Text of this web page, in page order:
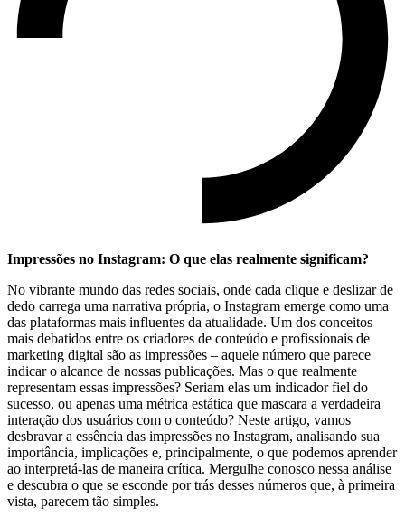
Impressões no Instagram: O que elas realmente significam?
No vibrante mundo das redes sociais,​ onde cada clique ​e deslizar de
dedo carrega uma ⁢narrativa própria, o Instagram emerge como uma
das plataformas mais influentes da atualidade. Um dos conceitos
mais debatidos entre os criadores de conteúdo e profissionais de
marketing digital são as impressões – aquele número que parece
‌indicar o alcance de nossas publicações. Mas o que realmente
representam essas impressões? Seriam elas um indicador fiel do
sucesso, ou apenas uma métrica estática ⁣que mascara a verdadeira
interação ​dos usuários com o conteúdo? Neste artigo, vamos
desbravar a essência das impressões no Instagram, analisando sua
importância, implicações​ e, principalmente,‍ o que podemos aprender
ao interpretá-las de maneira crítica. Mergulhe ​conosco⁤ nessa análise
e descubra o que se esconde por trás desses⁤ números⁢ que, à primeira
vista, parecem tão simples.